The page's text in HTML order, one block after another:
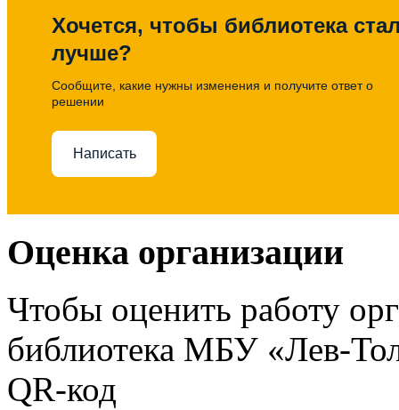
Хочется, чтобы библиотека
лучше?
Сообщите, какие нужны изменения и получите ответ о
решении
Написать
Оценка организации
Чтобы оценить работу
библиотека МБУ «Лев-
QR-код